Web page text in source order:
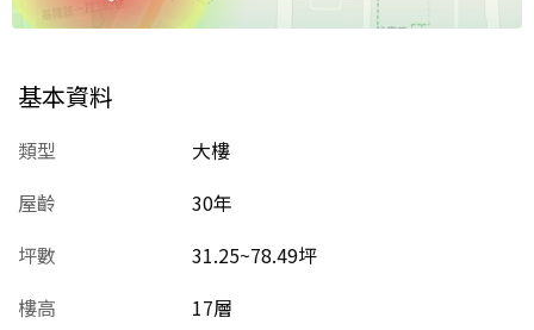
基本資料
類型
大樓
屋齡
30年
坪數
31.25~78.49坪
樓高
17層